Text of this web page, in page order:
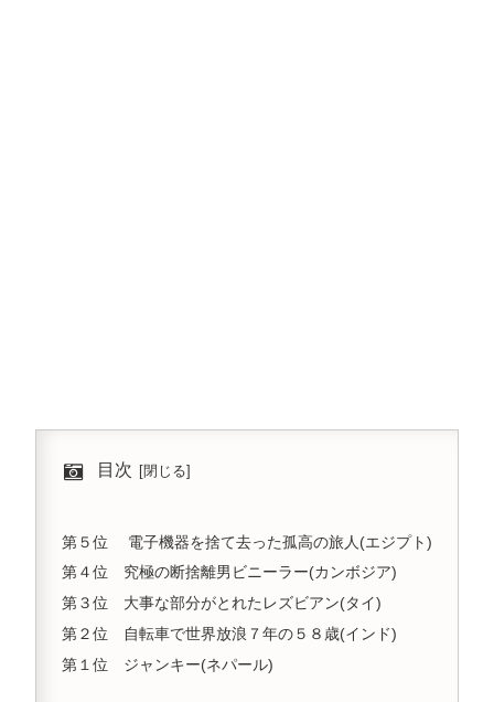
目次
第５位 電子機器を捨て去った孤高の旅人(エジプト)
第４位 究極の断捨離男ビニーラー(カンボジア)
第３位 大事な部分がとれたレズビアン(タイ)
第２位 自転車で世界放浪７年の５８歳(インド)
第１位 ジャンキー(ネパール)